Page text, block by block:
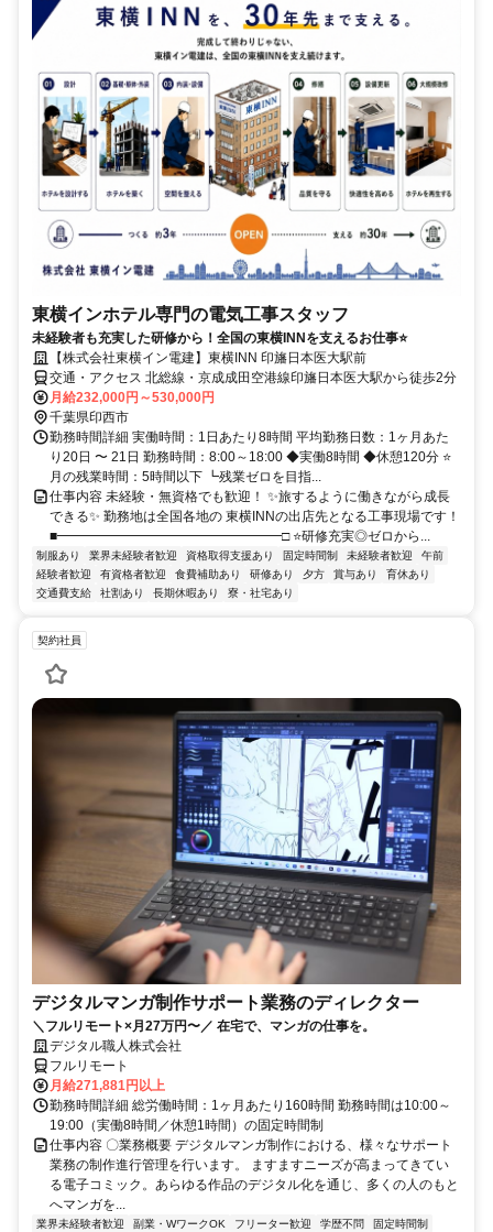
東横インホテル専門の電気工事スタッフ
未経験者も充実した研修から！全国の東横INNを支えるお仕事⭐
【株式会社東横イン電建】東横INN 印旛日本医大駅前
交通・アクセス 北総線・京成成田空港線印旛日本医大駅から徒歩2分
月給232,000円～530,000円
千葉県印西市
勤務時間詳細 実働時間：1日あたり8時間 平均勤務日数：1ヶ月あた
り20日 〜 21日 勤務時間：8:00～18:00 ◆実働8時間 ◆休憩120分 ⭐
月の残業時間：5時間以下 ┗残業ゼロを目指...
仕事内容 未経験・無資格でも歓迎！ ✨旅するように働きながら成長
できる✨ 勤務地は全国各地の 東横INNの出店先となる工事現場です！
■━━━━━━━━━━━━━━━━━□ ⭐研修充実◎ゼロから...
制服あり 業界未経験者歓迎 資格取得支援あり 固定時間制 未経験者歓迎
午前
経験者歓迎
有資格者歓迎 食費補助あり 研修あり 夕方 賞与あり
育休あり
交通費支給
社割あり 長期休暇あり 寮・社宅あり
契約社員
デジタルマンガ制作サポート業務のディレクター
＼フルリモート×月27万円〜／ 在宅で、マンガの仕事を。
デジタル職人株式会社
フルリモート
月給271,881円以上
勤務時間詳細 総労働時間：1ヶ月あたり160時間 勤務時間は10:00～
19:00（実働8時間／休憩1時間）の固定時間制
仕事内容 〇業務概要 デジタルマンガ制作における、様々なサポート
業務の制作進行管理を行います。 ますますニーズが高まってきてい
る電子コミック。あらゆる作品のデジタル化を通じ、多くの人のもと
へマンガを...
業界未経験者歓迎 副業・WワークOK フリーター歓迎 学歴不問
固定時間制